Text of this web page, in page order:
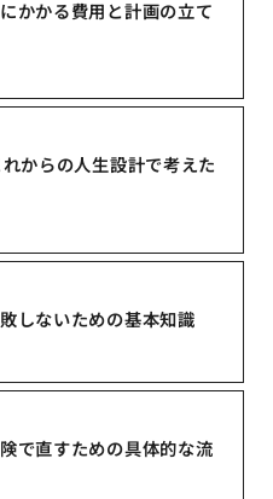
かかる費用と計画の立て
からの人生設計で考えた
しないための基本知識
で直すための具体的な流